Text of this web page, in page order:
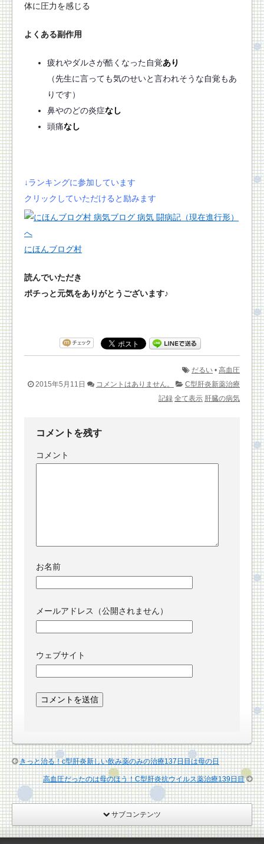
体に圧力を感じる
よくある副作用
疲れやダルさが酷くなった自覚あり
（先生に言っても気のせいと言われそうな自覚もあ
りです）
鼻やのどの炎症なし
頭痛なし
↓ランキングに参加しています
クリックしていただけると励みます
にほんブログ村
読んでいただき
ポチっと元気をありがとうございます♪
だるい • 高血圧
2015年5月11日
コメントはありません。
C型肝炎新薬治療
記録 全て表示 肝臓の病気
コメントを残す
コメント
お名前
メールアドレス（公開されません）
ウェブサイト
きっと治る！c型肝炎新しい飲み薬のみの治療137日目は母の日
高血圧だったのは母のほう！C型肝炎抗ウイルス薬治療139日目
サブコンテンツ